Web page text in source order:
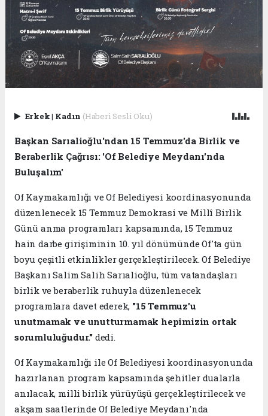
Erkek| Kadın (Haberi Sesli Oku)
Başkan Sarıalioğlu'ndan 15 Temmuz'da Birlik ve
Beraberlik Çağrısı: 'Of Belediye Meydanı'nda
Buluşalım'
Of Kaymakamlığı ve Of Belediyesi koordinasyonunda
düzenlenecek 15 Temmuz Demokrasi ve Millî Birlik
Günü anma programları kapsamında, 15 Temmuz
hain darbe girişiminin 10. yıl dönümünde Of'ta gün
boyu çeşitli etkinlikler gerçekleştirilecek. Of Belediye
Başkanı Salim Salih Sarıalioğlu, tüm vatandaşları
birlik ve beraberlik ruhuyla düzenlenecek
programlara davet ederek, "15 Temmuz'u
unutmamak ve unutturmamak hepimizin ortak
sorumluluğudur." dedi.
Of Kaymakamlığı ile Of Belediyesi koordinasyonunda
hazırlanan program kapsamında şehitler dualarla
anılacak, milli birlik yürüyüşü gerçekleştirilecek ve
akşam saatlerinde Of Belediye Meydanı'nda